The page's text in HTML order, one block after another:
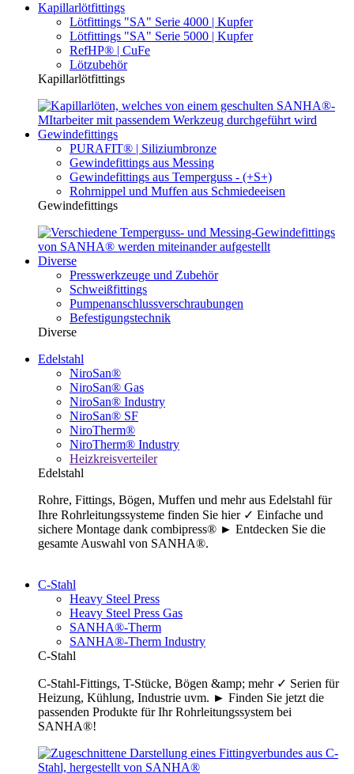
Kapillarlötfittings
Lötfittings "SA" Serie 4000 | Kupfer
Lötfittings "SA" Serie 5000 | Kupfer
RefHP® | CuFe
Lötzubehör
Kapillarlötfittings
Gewindefittings
PURAFIT® | Siliziumbronze
Gewindefittings aus Messing
Gewindefittings aus Temperguss - (+S+)
Rohrnippel und Muffen aus Schmiedeeisen
Gewindefittings
Diverse
Presswerkzeuge und Zubehör
Schweißfittings
Pumpenanschlussverschraubungen
Befestigungstechnik
Diverse
Edelstahl
NiroSan®
NiroSan® Gas
NiroSan® Industry
NiroSan® SF
NiroTherm®
NiroTherm® Industry
Heizkreisverteiler
Edelstahl
Rohre, Fittings, Bögen, Muffen und mehr aus Edelstahl für
Ihre Rohrleitungssysteme finden Sie hier ✓ Einfache und
sichere Montage dank combipress® ► Entdecken Sie die
gesamte Auswahl von SANHA®.
C-Stahl
Heavy Steel Press
Heavy Steel Press Gas
SANHA®-Therm
SANHA®-Therm Industry
C-Stahl
C-Stahl-Fittings, T-Stücke, Bögen &amp; mehr ✓ Serien für
Heizung, Kühlung, Industrie uvm. ► Finden Sie jetzt die
passenden Produkte für Ihr Rohrleitungssystem bei
SANHA®!